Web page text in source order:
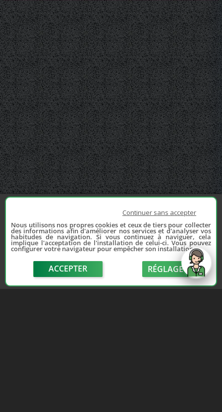
Continuer sans accepter
Nous utilisons nos propres cookies et ceux de tiers pour collecter
des informations afin d'améliorer nos services et d'analyser vos
habitudes de navigation. Si vous continuez à naviguer, cela
implique l'acceptation de l'installation de celui-ci. Vous pouvez
configurer votre navigateur pour empêcher son installation.
ACCEPTER RÉGLAGE